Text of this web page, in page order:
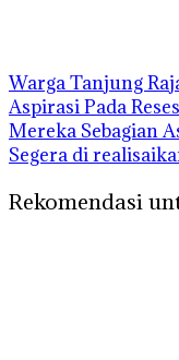
Warga Tanjung
Aspirasi Pada
Mereka Sebagian
Segera di
Rekomendasi